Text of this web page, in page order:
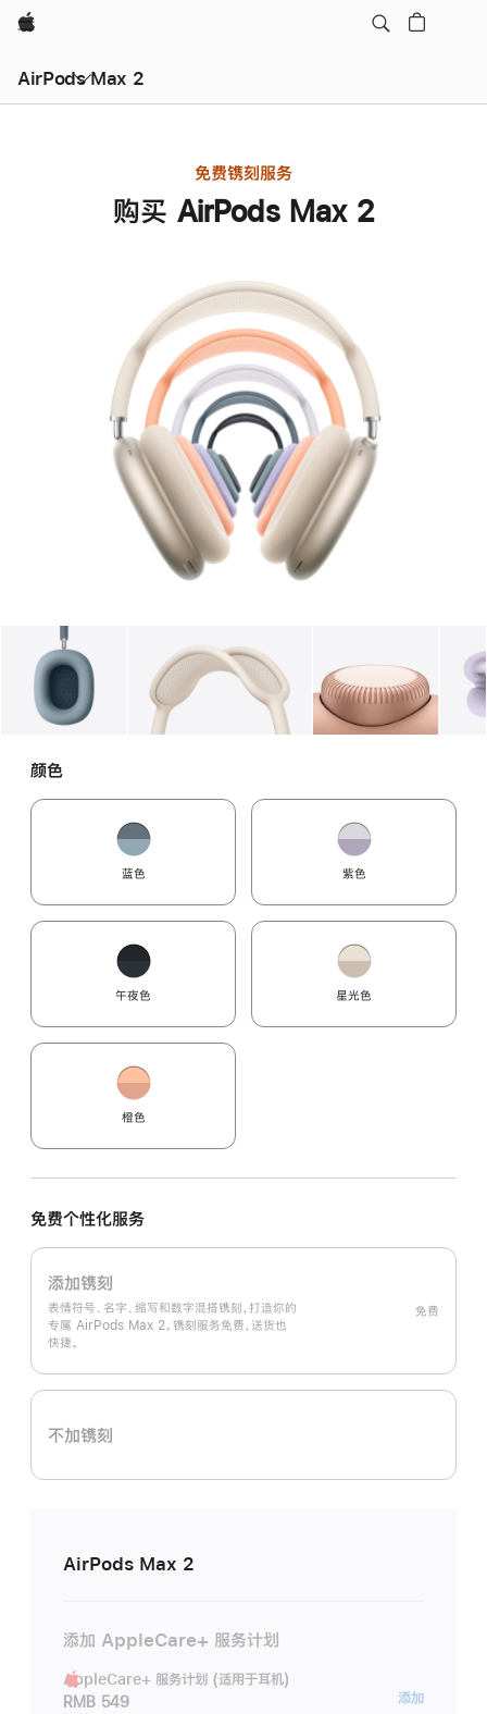
Apple
AirPods Max 2
免费镌刻服务
购买 AirPods Max 2
图库 1 图库 图像 图库 图像
颜色
蓝色 紫色
午夜色 星光色
橙色
免费个性化服务
添加镌刻
表情符号、名字、缩写和数字混搭镌刻，打造你的
专属 AirPods Max 2。镌刻服务免费，送货也
快捷。
免费
不加镌刻
AirPods Max 2
添加 AppleCare+ 服务计划
AppleCare+ 服务计划 (适用于耳机)
RMB 549
添加